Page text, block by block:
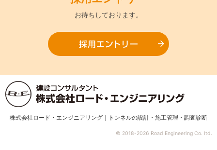
お待ちしております。
© 2018-2026 Road Engineering Co. ltd.
株式会社ロード・エンジニアリング｜トンネルの設計・施工管理・調査診断